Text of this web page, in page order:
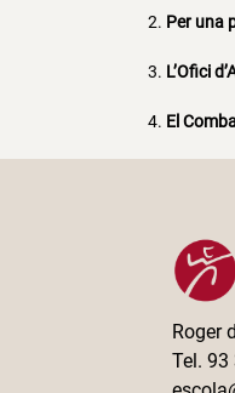
Per una
L’Ofici
El
Roger
Tel.